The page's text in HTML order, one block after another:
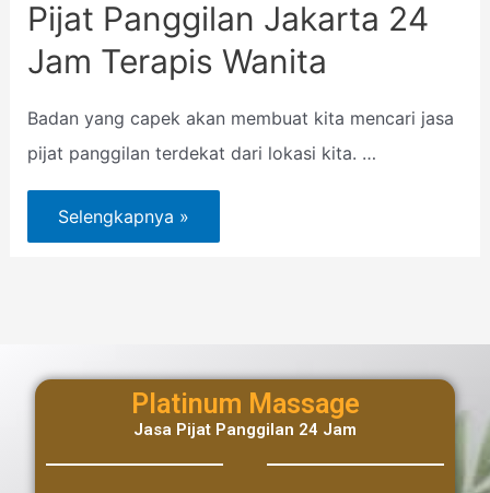
Pijat Panggilan Jakarta 24
Jam Terapis Wanita
Badan yang capek akan membuat kita mencari jasa
pijat panggilan terdekat dari lokasi kita. …
Selengkapnya »
Platinum Massage
Jasa Pijat Panggilan 24 Jam